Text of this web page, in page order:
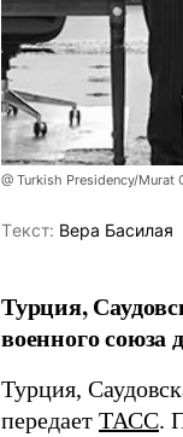
@ Turkish Presidency/Murat
Tекст: Вера Басилая
Турция,
военного союза
Турция,
передает ТАСС.